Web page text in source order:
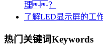
理？
了解LED显示屏的工
热门关键词Keywords